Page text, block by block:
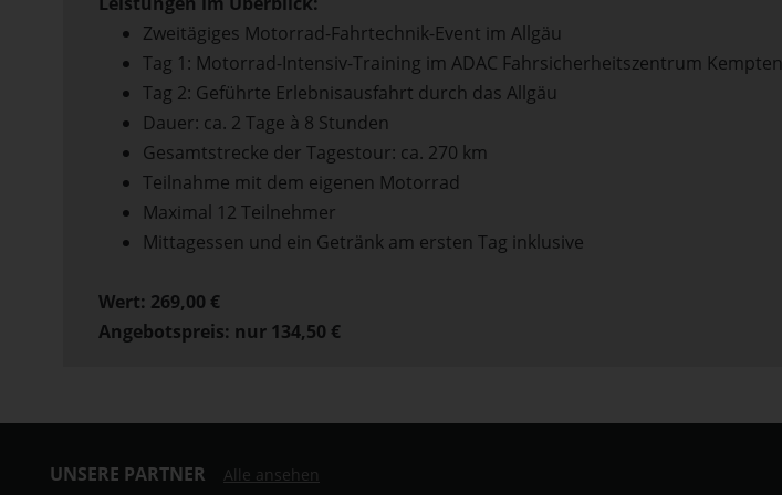
Zweitägiges Motorrad-Fahrtechnik-Event im Allgäu
Tag 1: Motorrad-Intensiv-Training im ADAC Fahrsicherheitszentrum Kempten
Tag 2: Geführte Erlebnisausfahrt durch das Allgäu
Dauer: ca. 2 Tage à 8 Stunden
Gesamtstrecke der Tagestour: ca. 270 km
Teilnahme mit dem eigenen Motorrad
Maximal 12 Teilnehmer
Mittagessen und ein Getränk am ersten Tag inklusive
Wert: 269,00 €
Angebotspreis: nur 134,50 €
UNSERE PARTNER Alle ansehen